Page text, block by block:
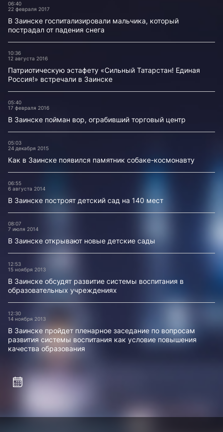
06:40
22 февраля 2017
В Заинске госпитализировали мальчика, который
пострадал от падения снега
10:36
12 августа 2016
Патриотическую эстафету «Сильный Татарстан! Единая
Россия!» встречали в Заинске
05:40
17 февраля 2016
В Заинске пойман вор, ограбивший торговый центр
05:03
24 декабря 2015
Как в Заинске появился памятник собаке-космонавту
06:55
6 августа 2014
В Заинске построят детский сад на 140 мест
08:07
7 июля 2014
В Заинске открывают новые детские сады
12:53
15 ноября 2013
В Заинске обсудят развитие системы воспитания в
образовательных учреждениях
12:30
14 ноября 2013
В Заинске пройдет пленарное заседание по вопросам
развития системы воспитания как условие повышения
качества образования